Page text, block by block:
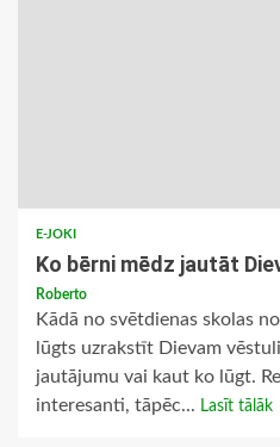
E-JOKI
Ko bērni mēdz jautāt
Roberto
Kādā no svētdienas skolas
lūgts uzrakstīt Dievam
jautājumu vai kaut ko lūgt.
interesanti, tāpēc... Lasīt tālāk